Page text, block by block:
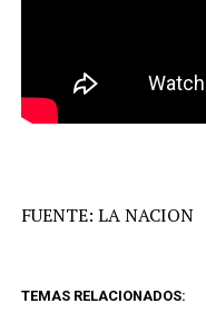
FUENTE: LA NACION
TEMAS RELACIONADOS: